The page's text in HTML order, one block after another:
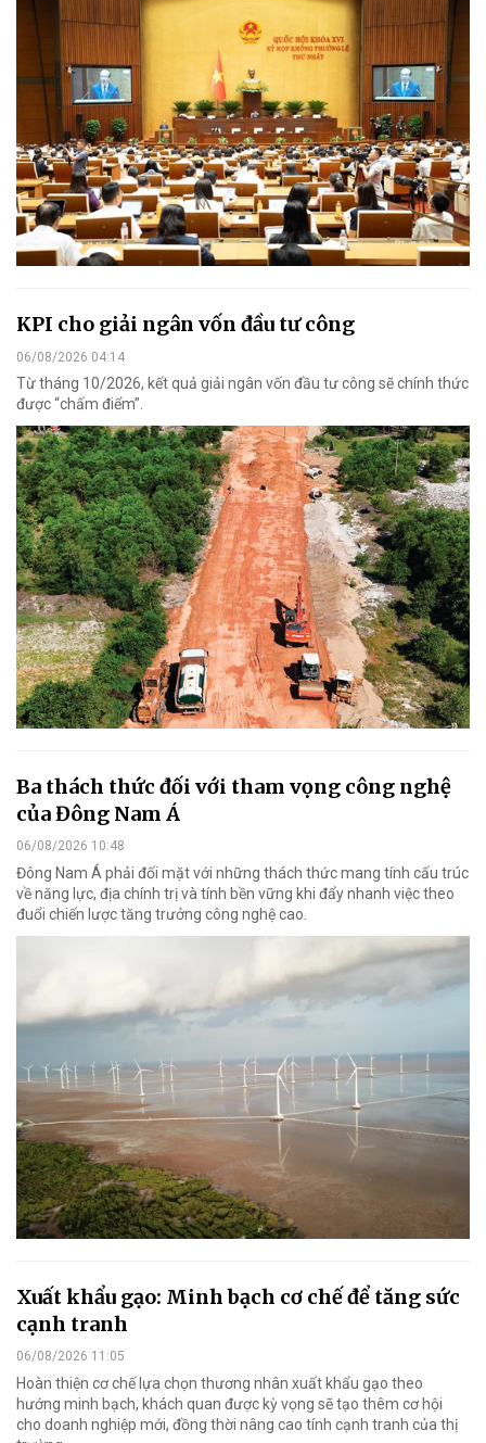
KPI cho giải ngân vốn đầu tư công
06/08/2026 04:14
Từ tháng 10/2026, kết quả giải ngân vốn đầu tư công sẽ chính thức
được “chấm điểm”.
Ba thách thức đối với tham vọng công nghệ
của Đông Nam Á
06/08/2026 10:48
Đông Nam Á phải đối mặt với những thách thức mang tính cấu trúc
về năng lực, địa chính trị và tính bền vững khi đẩy nhanh việc theo
đuổi chiến lược tăng trưởng công nghệ cao.
Xuất khẩu gạo: Minh bạch cơ chế để tăng sức
cạnh tranh
06/08/2026 11:05
Hoàn thiện cơ chế lựa chọn thương nhân xuất khẩu gạo theo
hướng minh bạch, khách quan được kỳ vọng sẽ tạo thêm cơ hội
cho doanh nghiệp mới, đồng thời nâng cao tính cạnh tranh của thị